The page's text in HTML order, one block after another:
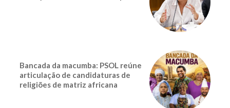
Bancada da macumba: PSOL reúne
articulação de candidaturas de
religiões de matriz africana